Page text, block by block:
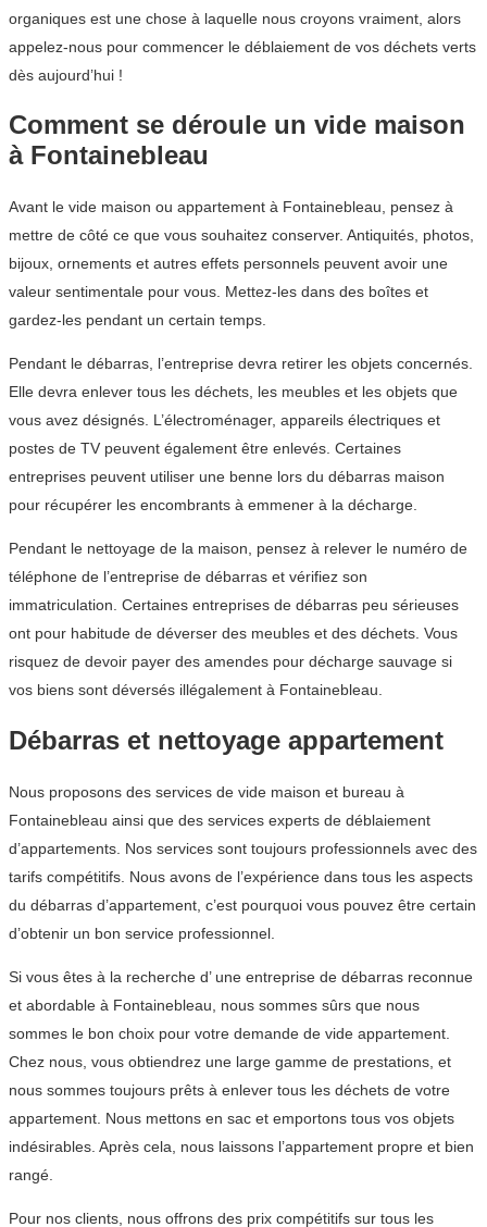
organiques est une chose à laquelle nous croyons vraiment, alors
appelez-nous pour commencer le déblaiement de vos déchets verts
dès aujourd’hui !
Comment se déroule un vide maison
à Fontainebleau
Avant le vide maison ou appartement à Fontainebleau, pensez à
mettre de côté ce que vous souhaitez conserver. Antiquités, photos,
bijoux, ornements et autres effets personnels peuvent avoir une
valeur sentimentale pour vous. Mettez-les dans des boîtes et
gardez-les pendant un certain temps.
Pendant le débarras, l’entreprise devra retirer les objets concernés.
Elle devra enlever tous les déchets, les meubles et les objets que
vous avez désignés. L’électroménager, appareils électriques et
postes de TV peuvent également être enlevés. Certaines
entreprises peuvent utiliser une benne lors du débarras maison
pour récupérer les encombrants à emmener à la décharge.
Pendant le nettoyage de la maison, pensez à relever le numéro de
téléphone de l’entreprise de débarras et vérifiez son
immatriculation. Certaines entreprises de débarras peu sérieuses
ont pour habitude de déverser des meubles et des déchets. Vous
risquez de devoir payer des amendes pour décharge sauvage si
vos biens sont déversés illégalement à Fontainebleau.
Débarras et nettoyage appartement
Nous proposons des services de vide maison et bureau à
Fontainebleau ainsi que des services experts de déblaiement
d’appartements. Nos services sont toujours professionnels avec des
tarifs compétitifs. Nous avons de l’expérience dans tous les aspects
du débarras d’appartement, c’est pourquoi vous pouvez être certain
d’obtenir un bon service professionnel.
Si vous êtes à la recherche d’ une entreprise de débarras reconnue
et abordable à Fontainebleau, nous sommes sûrs que nous
sommes le bon choix pour votre demande de vide appartement.
Chez nous, vous obtiendrez une large gamme de prestations, et
nous sommes toujours prêts à enlever tous les déchets de votre
appartement. Nous mettons en sac et emportons tous vos objets
indésirables. Après cela, nous laissons l’appartement propre et bien
rangé.
Pour nos clients, nous offrons des prix compétitifs sur tous les